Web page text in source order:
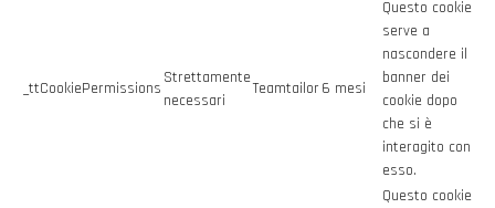
_ttCookiePermissions
Strettamente
necessari
Teamtailor 6 mesi
Questo cookie
serve a
nascondere il
banner dei
cookie dopo
che si è
interagito con
esso.
Questo cookie